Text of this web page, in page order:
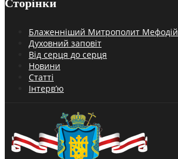
Сторінки
Блаженніший Митрополит Мефодій
Духовний заповіт
Від серця до серця
Новини
Статті
Інтерв’ю